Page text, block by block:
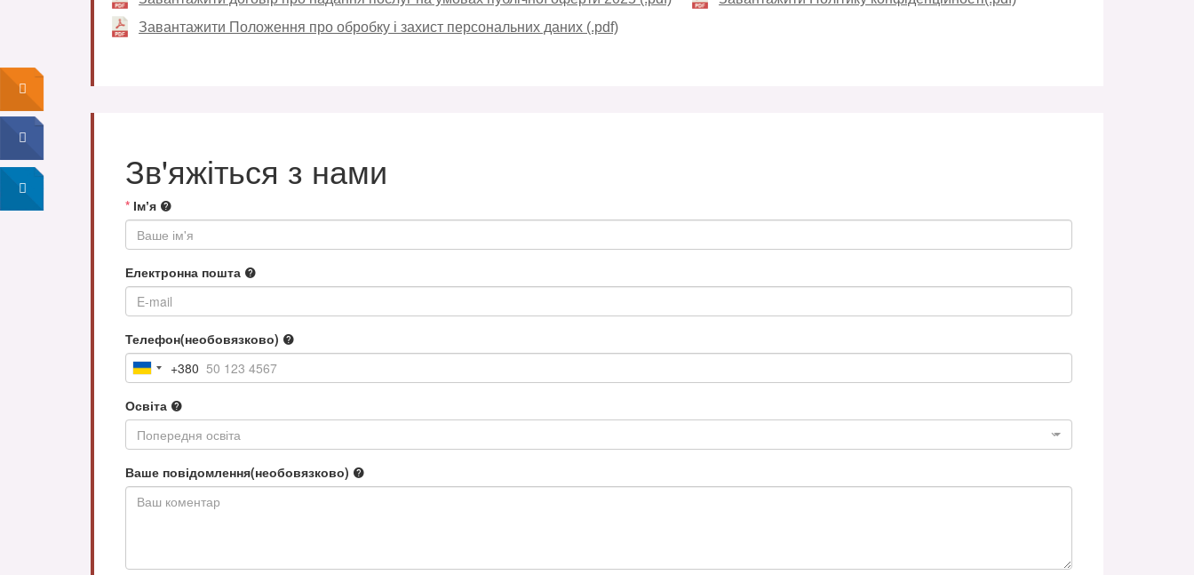
Завантажити Положення про обробку і захист персональних даних (.pdf)